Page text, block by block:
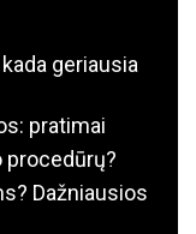
geriausia
pratimai
procedūrų?
Dažniausios